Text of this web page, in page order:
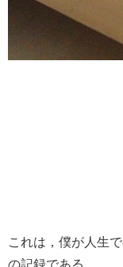
これは，僕が人生